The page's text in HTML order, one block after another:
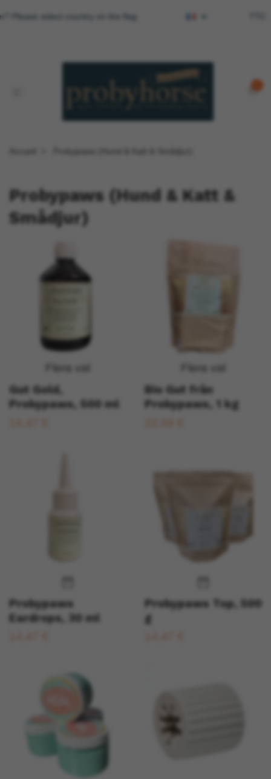
Please select country on the flag
Probypaws (Hund & Katt &
Smådjur)
Flera val
Gut Gold,
Probypaws, 500 ml
Flera val
Bio Gut från
Probypaws, 1 kg
Probypaws
Eardrops, 30 ml
Probypaws Top, 500
g